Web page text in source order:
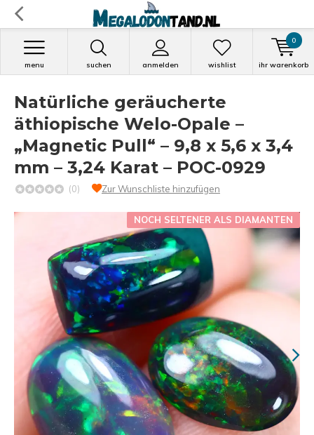
suchen anmelden
menu wishlist ihr warenkorb
0
Natürliche geräucherte
äthiopische Welo-Opale –
„Magnetic Pull“ – 9,8 x 5,6 x 3,4
mm – 3,24 Karat – POC-0929
(0) Zur Wunschliste hinzufügen
NOCH SELTENER ALS DIAMANTEN